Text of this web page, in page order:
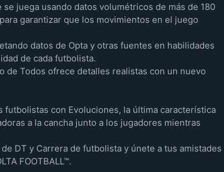
juega usando datos volumétricos de más de 180
garantizar que los movimientos en el juego
datos de Opta y otras fuentes en habilidades
de cada futbolista.
Todos ofrece detalles realistas con un nuevo
futbolistas con Evoluciones, la última característica
a la cancha junto a los jugadores mientras
DT y Carrera de futbolista y únete a tus amistades
FOOTBALL™.